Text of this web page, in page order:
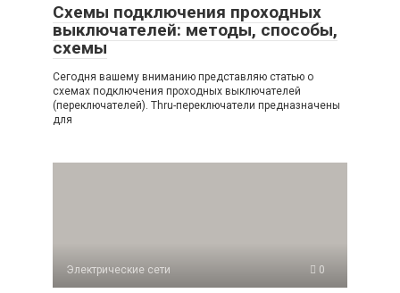
Схемы подключения проходных
выключателей: методы, способы,
схемы
Сегодня вашему вниманию представляю статью о
схемах подключения проходных выключателей
(переключателей). Thru-переключатели предназначены
для
Электрические сети 0